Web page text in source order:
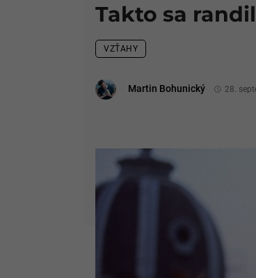
Takto sa
VZŤAHY
Martin Bohunický 28.